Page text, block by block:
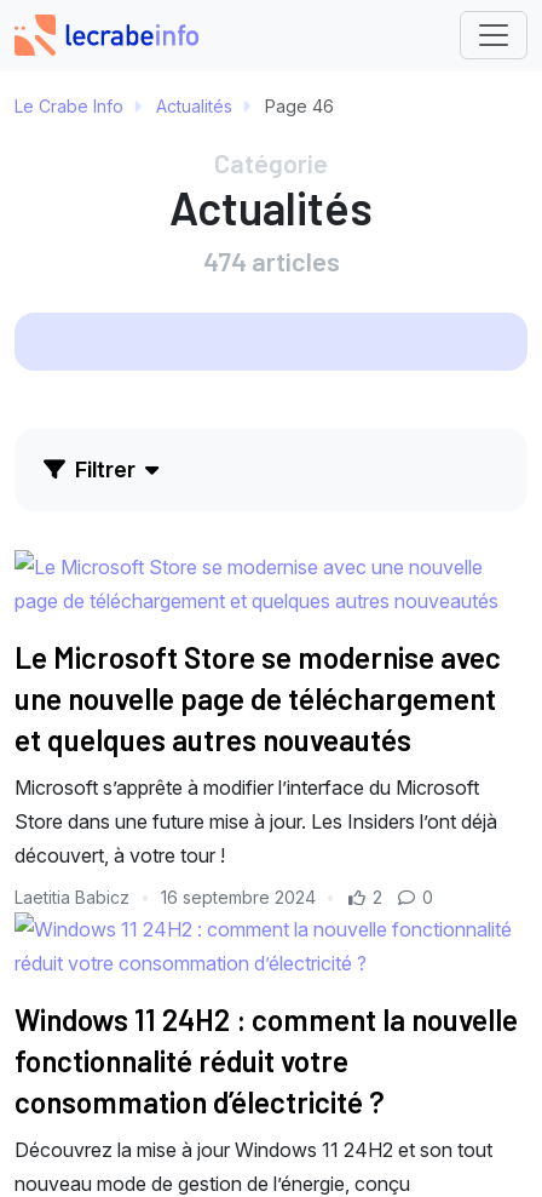
Le Crabe Info Actualités Page 46
Catégorie
Actualités
474 articles
Filtrer
Le Microsoft Store se modernise avec
une nouvelle page de téléchargement
et quelques autres nouveautés
Microsoft s’apprête à modifier l’interface du Microsoft
Store dans une future mise à jour. Les Insiders l’ont déjà
découvert, à votre tour !
Laetitia Babicz 16 septembre 2024 2 0
Windows 11 24H2 : comment la nouvelle
fonctionnalité réduit votre
consommation d’électricité ?
Découvrez la mise à jour Windows 11 24H2 et son tout
nouveau mode de gestion de l’énergie, conçu